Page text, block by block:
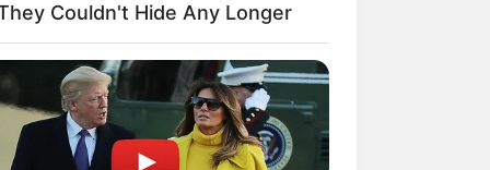
Couldn't Hide Any Longer